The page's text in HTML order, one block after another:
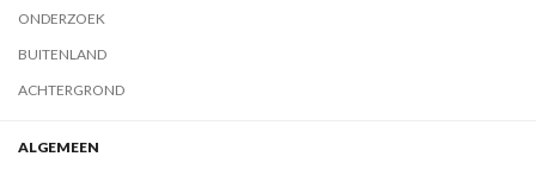
ONDERZOEK
BUITENLAND
ACHTERGROND
ALGEMEEN